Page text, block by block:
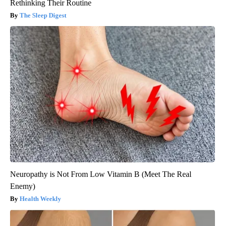
Rethinking Their Routine
The Sleep Digest
Neuropathy is Not From Low Vitamin B (Meet The Real
Enemy)
Health Weekly